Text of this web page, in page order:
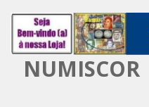
NUMISCOR